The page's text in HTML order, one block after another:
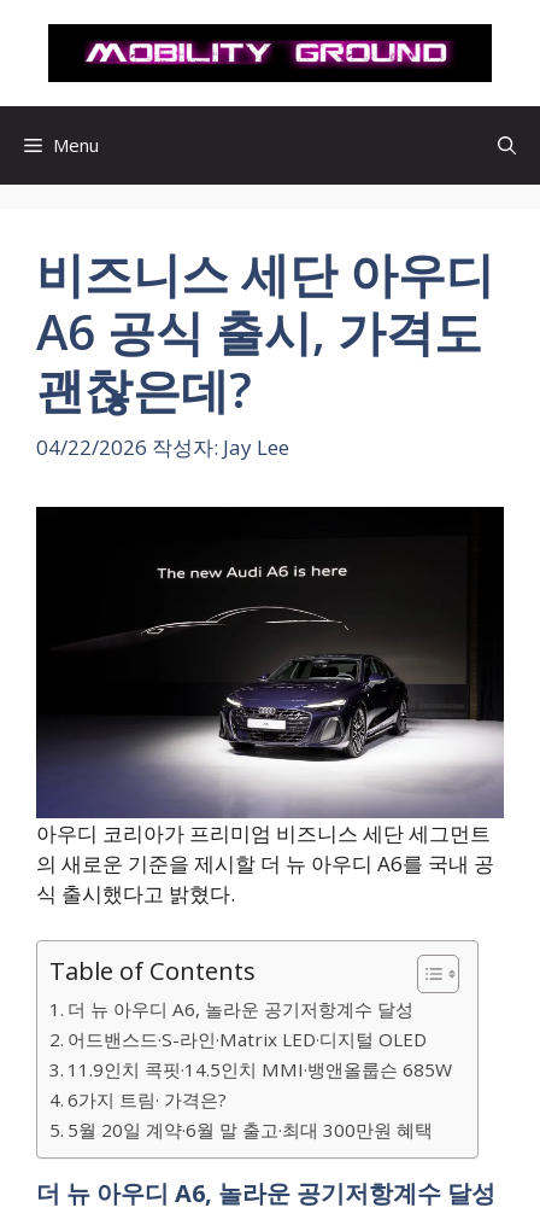
로
Menu
비즈니스 세단 아우디
A6 공식 출시, 가격도
괜찮은데?
04/22/2026 작성자: Jay Lee
아우디 코리아가 프리미엄 비즈니스 세단 세그먼트
의 새로운 기준을 제시할 더 뉴 아우디 A6를 국내 공
식 출시했다고 밝혔다.
Table of Contents
더 뉴 아우디 A6, 놀라운 공기저항계수 달성
어드밴스드·S-라인·Matrix LED·디지털 OLED
11.9인치 콕핏·14.5인치 MMI·뱅앤올룹슨 685W
6가지 트림· 가격은?
5월 20일 계약·6월 말 출고·최대 300만원 혜택
더 뉴 아우디 A6, 놀라운 공기저항계수 달성